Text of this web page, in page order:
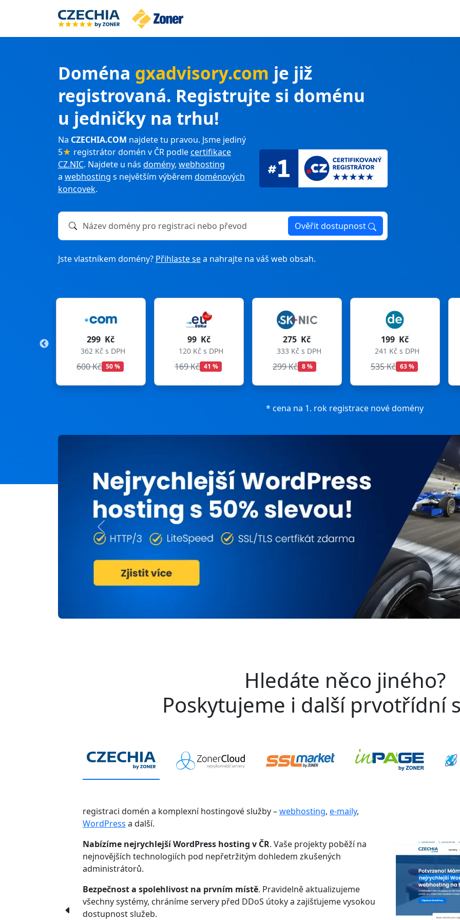
Doména gxadvisory.com je již
registrovaná. Registrujte si doménu
u jedničky na trhu!
Na CZECHIA.COM najdete tu pravou. Jsme jediný
5★ registrátor domén v ČR podlecertifikace
CZ.NIC. Najdete u nás domény, webhosting
a webhosting s největším výběrem doménových
koncovek.
Název domény k registraci nebo převodu Ověřit dostupnost
Jste vlastníkem domény? Přihlaste sea nahrajte na váš web obsah.
99 Kč
120 Kč s DPH
169 Kč 41 %
275 Kč
333 Kč s DPH
299 Kč 8 %
199 Kč
241 Kč s DPH
535 Kč 63 %
199 Kč
241 Kč s DPH
699 Kč 72 %
* cena na 1. rok registrace nové domény
Previous
Hledáte něco jiného?
Poskytujeme i další prvotřídní
registraci domén a komplexní hostingové služby –webhosting, e-maily,
WordPress a další.
Nabízíme nejrychlejší WordPress hosting v ČR. Vaše projekty poběží na
nejnovějších technologiích pod nepřetržitým dohledem zkušených
administrátorů.
Bezpečnost a spolehlivost na prvním místě. Pravidelně aktualizujeme
všechny systémy, chráníme servery před DDoS útoky a zajišťujeme vysokou
dostupnost služeb.